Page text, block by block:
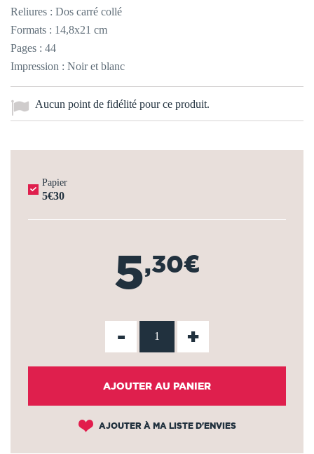
Reliures : Dos carré collé
Formats : 14,8x21 cm
Pages : 44
Impression : Noir et blanc
Aucun point de fidélité pour ce produit.
Papier
5€30
5,30€
- +
AJOUTER AU PANIER
AJOUTER À MA LISTE D'ENVIES